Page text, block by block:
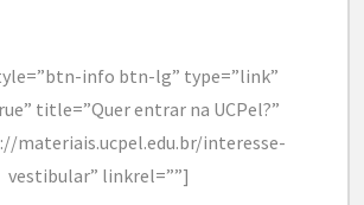
info btn-lg” type=”link”
title=”Quer entrar na UCPel?”
materiais.ucpel.edu.br/interesse-
vestibular” linkrel=””]